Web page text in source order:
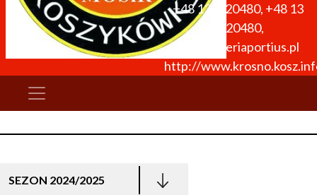
+48 134320480, +48 13
4320480,
info@galeriaportius.pl
http://
SEZON 2024/2025